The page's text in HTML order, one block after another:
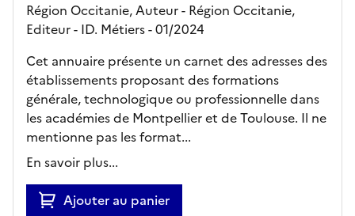
Région Occitanie, Auteur - Région Occitanie,
Editeur- ID. Métiers- 01/2024
Cet annuaire présente un carnet des adresses des
établissements proposant des formations
générale, technologique ou professionnelle dans
les académies de Montpellier et de Toulouse. Il ne
mentionne pas les format...
En savoir plus...
Ajouter au panier